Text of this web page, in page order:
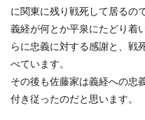
に関東に残り戦死して居るので
義経が何とか平泉にたどり着
らに忠義に対する感謝と、戦
べています。
その後も佐藤家は義経への忠
付き従ったのだと思います。